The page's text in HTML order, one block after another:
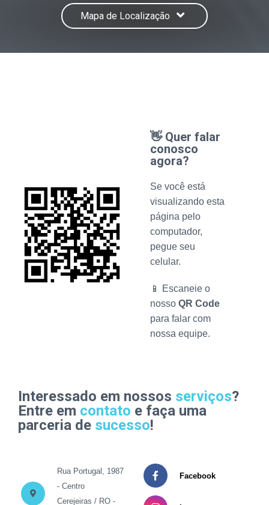
Mapa de Localização
👋 Quer falar
conosco
agora?
Se você está
visualizando esta
página pelo
computador,
pegue seu
celular.
📱 Escaneie o
nosso QR Code
para falar com
nossa equipe.
Interessado em nossos serviços?
Entre em contato e faça uma
parceria de sucesso!
Rua Portugal, 1987
- Centro
Cerejeiras / RO -
Facebook